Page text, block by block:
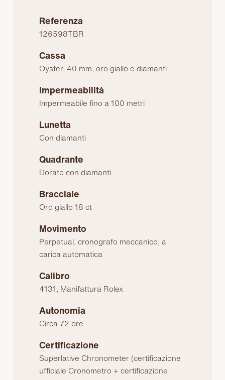
Referenza
126598TBR
Cassa
Oyster, 40 mm, oro giallo e diamanti
Impermeabilità
Impermeabile fino a 100 metri
Lunetta
Con diamanti
Quadrante
Dorato con diamanti
Bracciale
Oro giallo 18 ct
Movimento
Perpetual, cronografo meccanico, a
carica automatica
Calibro
4131, Manifattura Rolex
Autonomia
Circa 72 ore
Certificazione
Superlative Chronometer (certificazione
ufficiale Cronometro + certificazione